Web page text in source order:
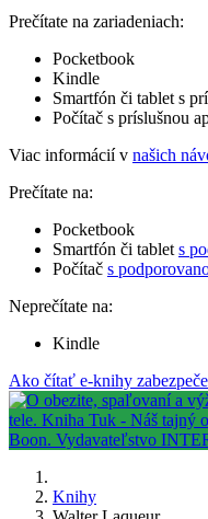
Prečítate na zariadeniach:
Pocketbook
Kindle
Smartfón či tablet s
Počítač s príslušnou
Viac informácií v našich
Prečítate na:
Pocketbook
Smartfón či tablet s
Počítač s
Neprečítate na:
Kindle
Ako čítať e-knihy
Knihy